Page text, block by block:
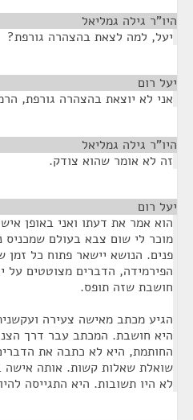
היו"ר גילה גמליאל
יעל, למה לצאת בהצהרה גורפת?
יעל רום
אני לא יוצאת בהצהרה גורפת,
היו"ר גילה גמליאל
זה לא אומר שהוא צודק.
יעל רום
הוא אמר את דעתו ואני באופן
מוכר לי שום צבא בעולם שמכניס
פנים. הנושא יישאר פתוח כל
הפירמידה, הדברים מצוטטים על
חושבת שזה תופס.
הגיע מכתב מאישה צעירה
היא חושבת. המכתב עבר דרך
החותמת, היא לא כתבה את
שואלת שאלות קשות. אותה אישה
לא היו תשובות. היא התגייסה